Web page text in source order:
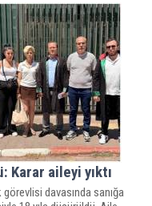
aileyi yıktı
davasında sanığa